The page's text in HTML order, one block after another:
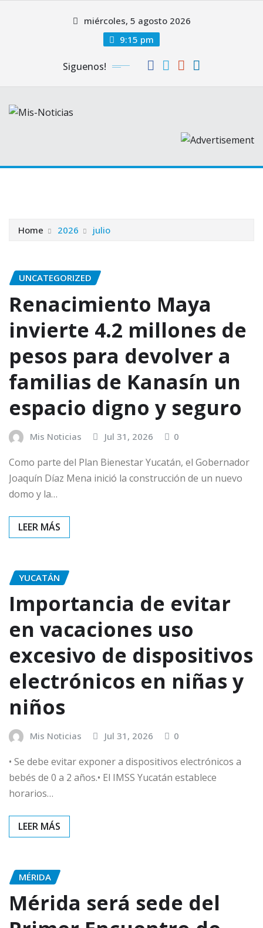
miércoles, 5 agosto 2026
9:15 pm
Siguenos!
Home 2026 julio
UNCATEGORIZED
Renacimiento Maya
invierte 4.2 millones de
pesos para devolver a
familias de Kanasín un
espacio digno y seguro
Mis Noticias Jul 31, 2026 0
Como parte del Plan Bienestar Yucatán, el Gobernador
Joaquín Díaz Mena inició la construcción de un nuevo
domo y la…
YUCATÁN
Importancia de evitar
en vacaciones uso
excesivo de dispositivos
electrónicos en niñas y
niños
Mis Noticias Jul 31, 2026 0
• Se debe evitar exponer a dispositivos electrónicos a
bebés de 0 a 2 años.• El IMSS Yucatán establece
horarios…
MÉRIDA
Mérida será sede del